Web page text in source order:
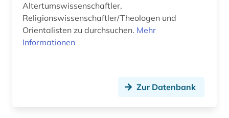
geschichte 1920- (1)
geschichte anfänge-1750 (1)
Altertumswissenschaftler,
Religionswissenschaftler/Theologen und
Orientalisten zu durchsuchen. Mehr
Informationen
Zur Datenbank